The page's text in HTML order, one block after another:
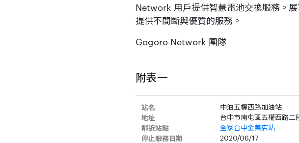
Network 用戶提供智慧電池交換服務。
提供不間斷與優質的服務。
Gogoro Network 團隊
附表一
站名
地址
鄰近站點
停止服務日期
中油五權西路加油站
台中市南屯區五權西路
全家台中金美店站
2020/06/17